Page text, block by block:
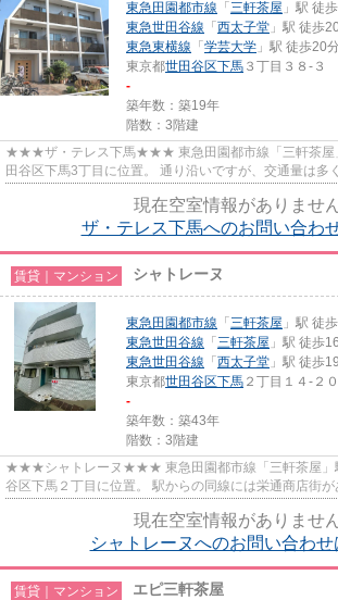
東急田園都市線 「 三軒茶屋 」駅 徒
東急世田谷線 「 西太子堂 」駅 徒歩
東急東横線 「 学芸大学 」駅 徒歩20
東京都世田谷区下馬 ３丁目３８-３
-
築年数：築19年
階数：3階建
★★★ザ・テレス下馬★★★ 東急田園都市線「三軒茶屋
田谷区下馬3丁目に位置。 通り沿いですが、交通量は多
現在空室情報がありません
ザ・テレス下馬へのお問い合わ
賃貸｜マンション シャトレーヌ
東急田園都市線 「 三軒茶屋 」駅 徒
東急世田谷線 「 三軒茶屋 」駅 徒歩
東急世田谷線 「 西太子堂 」駅 徒歩
東京都世田谷区下馬 ２丁目１４-２０
-
築年数：築43年
階数：3階建
★★★シャトレーヌ★★★ 東急田園都市線「三軒茶屋」
谷区下馬２丁目に位置。 駅からの同線には栄通商店街
現在空室情報がありません
シャトレーヌへのお問い合わせ
賃貸｜マンション エピ三軒茶屋